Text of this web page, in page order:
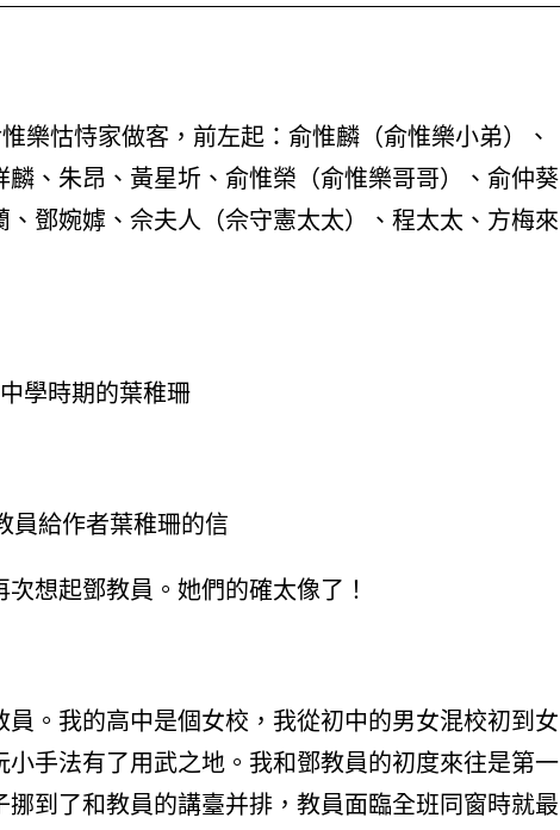
樂怙恃家做客，前左起：俞惟麟（俞惟樂小弟）、
、朱昂、黃星圻、俞惟榮（俞惟樂哥哥）、俞仲葵
、鄧婉嫭、佘夫人（佘守憲太太）、程太太、方梅來
中學時期的葉稚珊
員給作者葉稚珊的信
想起鄧教員。她們的確太像了！
。我的高中是個女校，我從初中的男女混校初到女
手法有了用武之地。我和鄧教員的初度來往是第一
到了和教員的講臺并排，教員面臨全班同窗時就最